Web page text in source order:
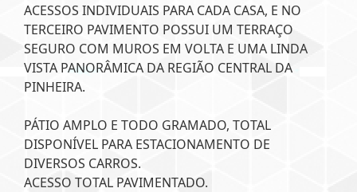
ACESSOS INDIVIDUAIS PARA CADA CASA, E NO
TERCEIRO PAVIMENTO POSSUI UM TERRAÇO
SEGURO COM MUROS EM VOLTA E UMA LINDA
VISTA PANORÂMICA DA REGIÃO CENTRAL DA
PINHEIRA.
PÁTIO AMPLO E TODO GRAMADO, TOTAL
DISPONÍVEL PARA ESTACIONAMENTO DE
DIVERSOS CARROS.
ACESSO TOTAL PAVIMENTADO.